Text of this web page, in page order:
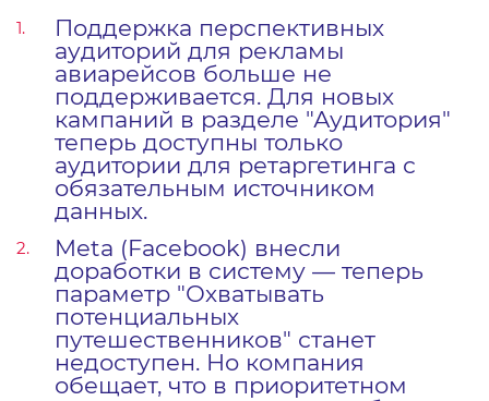
Поддержка перспективных
аудиторий для рекламы
авиарейсов больше не
поддерживается. Для новых
кампаний в разделе "Аудитория"
теперь доступны только
аудитории для ретаргетинга с
обязательным источником
данных.
Meta (Facebook) внесли
доработки в систему — теперь
параметр "Охватывать
потенциальных
путешественников" станет
недоступен. Но компания
обещает, что в приоритетном